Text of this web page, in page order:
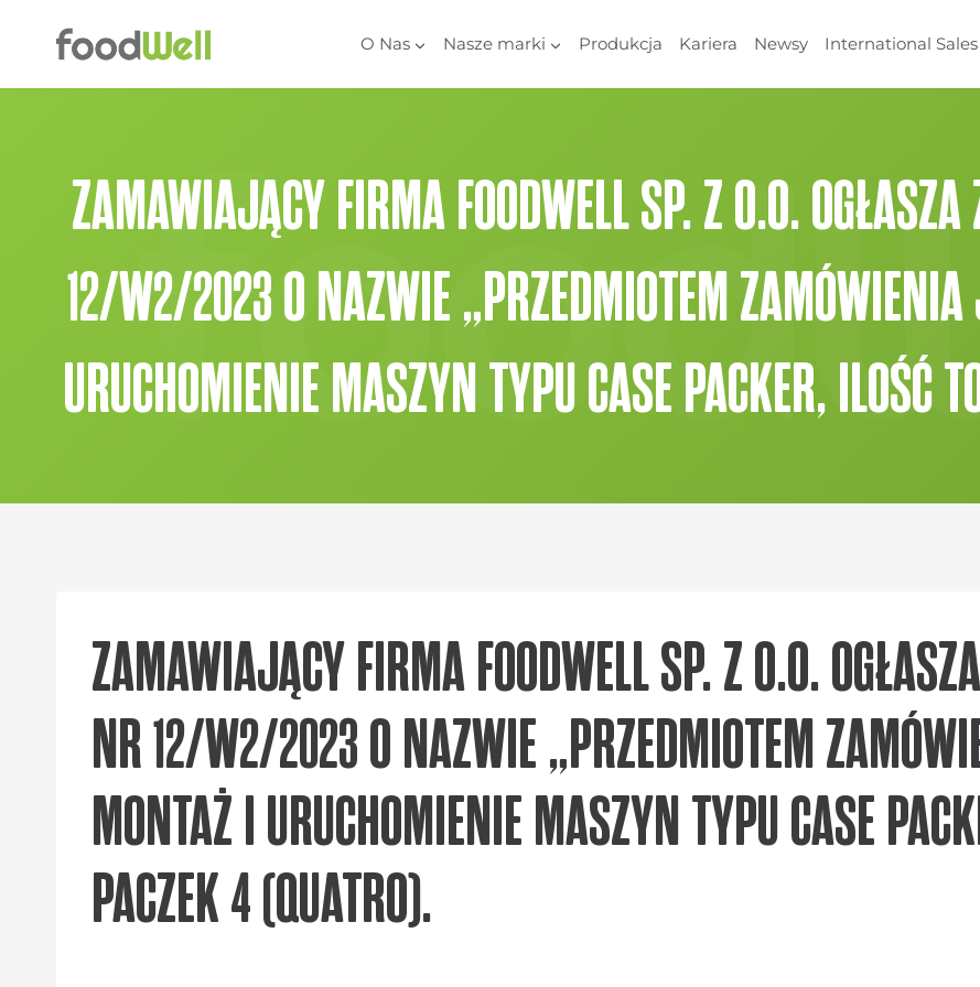
O Nas Nasze marki Produkcja Kariera Newsy International Sales
ZAMAWIAJĄCY FIRMA FOODWELL SP. Z O.O.
12/W2/2023 O NAZWIE „PRZEDMIOTEM ZAMÓWIENIA
URUCHOMIENIE MASZYN TYPU CASE PACKER, ILOŚĆ
ZAMAWIAJĄCY FIRMA FOODWELL SP. Z O.O.
NR 12/W2/2023 O NAZWIE „PRZEDMIOTEM
MONTAŻ I URUCHOMIENIE MASZYN TYPU CASE
PACZEK 4 (QUATRO).